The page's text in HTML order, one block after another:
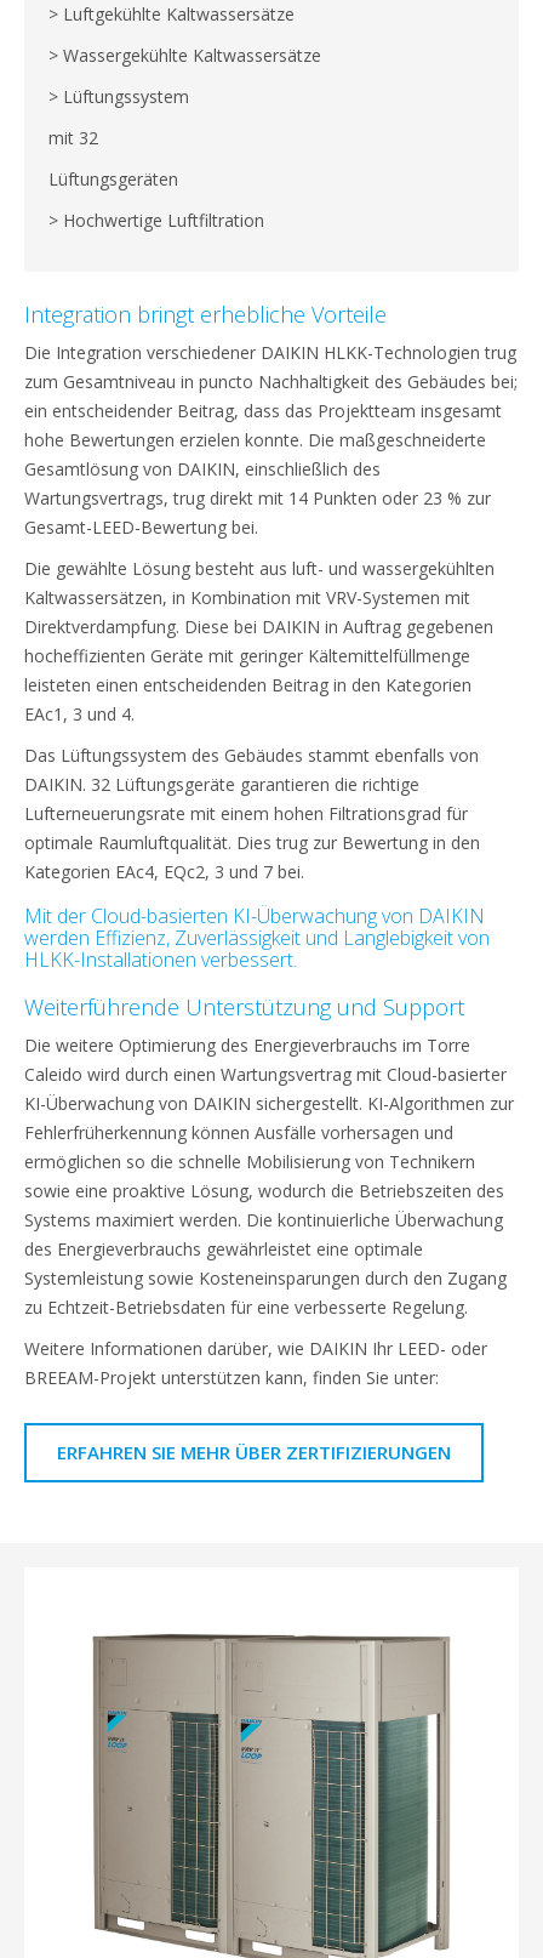
> Luftgekühlte Kaltwassersätze
> Wassergekühlte Kaltwassersätze
> Lüftungssystem
mit 32
Lüftungsgeräten
> Hochwertige Luftfiltration
Integration bringt erhebliche Vorteile
Die Integration verschiedener DAIKIN HLKK-Technologien trug
zum Gesamtniveau in puncto Nachhaltigkeit des Gebäudes bei;
ein entscheidender Beitrag, dass das Projektteam insgesamt
hohe Bewertungen erzielen konnte. Die maßgeschneiderte
Gesamtlösung von DAIKIN, einschließlich des
Wartungsvertrags, trug direkt mit 14 Punkten oder 23 % zur
Gesamt-LEED-Bewertung bei.
Die gewählte Lösung besteht aus luft- und wassergekühlten
Kaltwassersätzen, in Kombination mit VRV-Systemen mit
Direktverdampfung. Diese bei DAIKIN in Auftrag gegebenen
hocheffizienten Geräte mit geringer Kältemittelfüllmenge
leisteten einen entscheidenden Beitrag in den Kategorien
EAc1, 3 und 4.
Das Lüftungssystem des Gebäudes stammt ebenfalls von
DAIKIN. 32 Lüftungsgeräte garantieren die richtige
Lufterneuerungsrate mit einem hohen Filtrationsgrad für
optimale Raumluftqualität. Dies trug zur Bewertung in den
Kategorien EAc4, EQc2, 3 und 7 bei.
Mit der Cloud-basierten KI-Überwachung von DAIKIN
werden Effizienz, Zuverlässigkeit und Langlebigkeit von
HLKK-Installationen verbessert.
Weiterführende Unterstützung und Support
Die weitere Optimierung des Energieverbrauchs im Torre
Caleido wird durch einen Wartungsvertrag mit Cloud-basierter
KI-Überwachung von DAIKIN sichergestellt. KI-Algorithmen zur
Fehlerfrüherkennung können Ausfälle vorhersagen und
ermöglichen so die schnelle Mobilisierung von Technikern
sowie eine proaktive Lösung, wodurch die Betriebszeiten des
Systems maximiert werden. Die kontinuierliche Überwachung
des Energieverbrauchs gewährleistet eine optimale
Systemleistung sowie Kosteneinsparungen durch den Zugang
zu Echtzeit-Betriebsdaten für eine verbesserte Regelung.
Weitere Informationen darüber, wie DAIKIN Ihr LEED- oder
BREEAM-Projekt unterstützen kann, finden Sie unter:
ERFAHREN SIE MEHR ÜBER ZERTIFIZIERUNGEN